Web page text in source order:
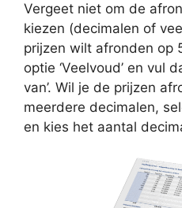
Vergeet niet om de
kiezen (decimalen of
prijzen wilt afronden op
optie ‘Veelvoud’ en vul
van’. Wil je de prijzen
meerdere decimalen,
en kies het aantal